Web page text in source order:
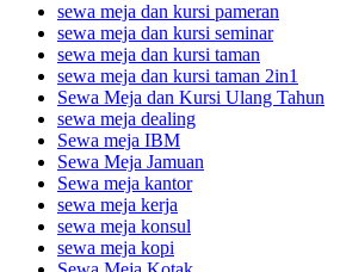
sewa meja dan kursi pameran
sewa meja dan kursi seminar
sewa meja dan kursi taman
sewa meja dan kursi taman 2in1
Sewa Meja dan Kursi Ulang Tahun
sewa meja dealing
Sewa meja IBM
Sewa Meja Jamuan
Sewa meja kantor
sewa meja kerja
sewa meja konsul
sewa meja kopi